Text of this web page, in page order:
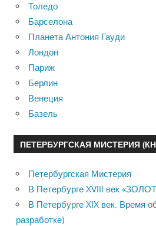
Толедо
Барселона
Планета Антония Гауди
Лондон
Париж
Берлин
Венеция
Базель
ПЕТЕРБУРГСКАЯ МИСТЕРИЯ
Петербургская Мистерия
В Петербурге XVIII век
В Петербурге XIX век. Время
разработке)